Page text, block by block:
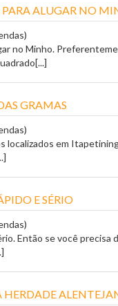
PARA ALUGAR NO
no Minho.
GRAMAS
localizados em
E SÉRIO
Então se você precisa
HERDADE